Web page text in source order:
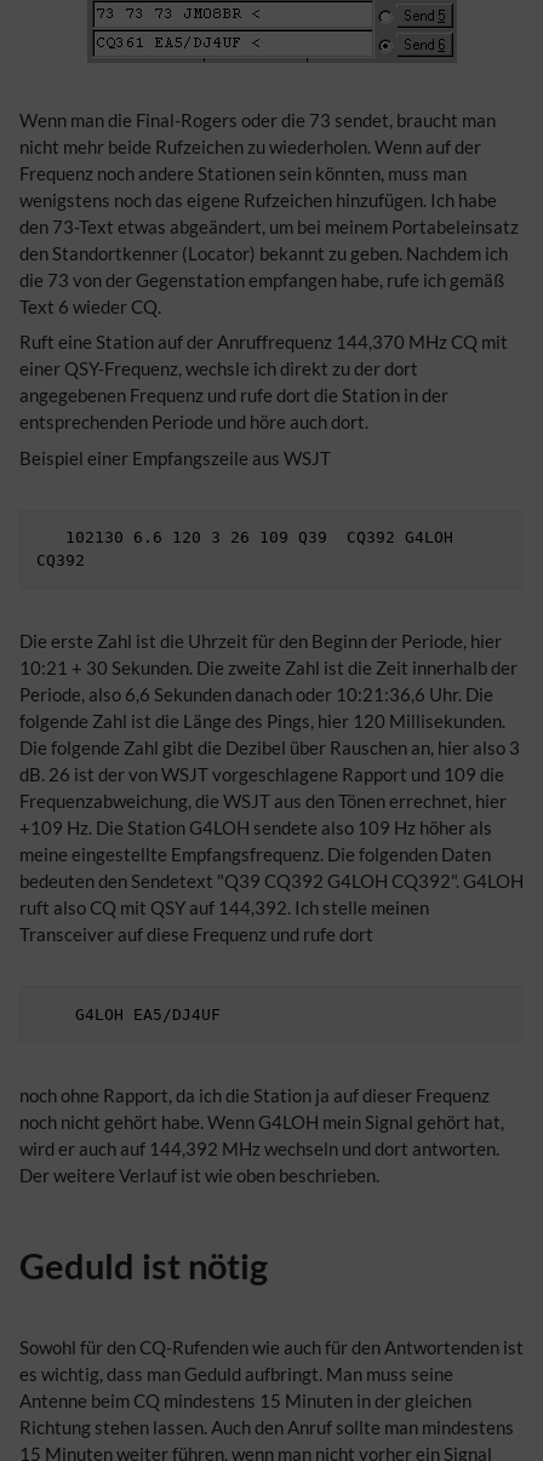
Wenn man die Final-Rogers oder die 73 sendet, braucht man
nicht mehr beide Rufzeichen zu wiederholen. Wenn auf der
Frequenz noch andere Stationen sein könnten, muss man
wenigstens noch das eigene Rufzeichen hinzufügen. Ich habe
den 73-Text etwas abgeändert, um bei meinem Portabeleinsatz
den Standortkenner (Locator) bekannt zu geben. Nachdem ich
die 73 von der Gegenstation empfangen habe, rufe ich gemäß
Text 6 wieder CQ.
Ruft eine Station auf der Anruffrequenz 144,370 MHz CQ mit
einer QSY-Frequenz, wechsle ich direkt zu der dort
angegebenen Frequenz und rufe dort die Station in der
entsprechenden Periode und höre auch dort.
Beispiel einer Empfangszeile aus WSJT
Die erste Zahl ist die Uhrzeit für den Beginn der Periode, hier
10:21 + 30 Sekunden. Die zweite Zahl ist die Zeit innerhalb der
Periode, also 6,6 Sekunden danach oder 10:21:36,6 Uhr. Die
folgende Zahl ist die Länge des Pings, hier 120 Millisekunden.
Die folgende Zahl gibt die Dezibel über Rauschen an, hier also 3
dB. 26 ist der von WSJT vorgeschlagene Rapport und 109 die
Frequenzabweichung, die WSJT aus den Tönen errechnet, hier
+109 Hz. Die Station G4LOH sendete also 109 Hz höher als
meine eingestellte Empfangsfrequenz. Die folgenden Daten
bedeuten den Sendetext "Q39 CQ392 G4LOH CQ392". G4LOH
ruft also CQ mit QSY auf 144,392. Ich stelle meinen
Transceiver auf diese Frequenz und rufe dort
noch ohne Rapport, da ich die Station ja auf dieser Frequenz
noch nicht gehört habe. Wenn G4LOH mein Signal gehört hat,
wird er auch auf 144,392 MHz wechseln und dort antworten.
Der weitere Verlauf ist wie oben beschrieben.
Geduld ist nötig
Sowohl für den CQ-Rufenden wie auch für den Antwortenden ist
es wichtig, dass man Geduld aufbringt. Man muss seine
Antenne beim CQ mindestens 15 Minuten in der gleichen
Richtung stehen lassen. Auch den Anruf sollte man mindestens
15 Minuten weiter führen, wenn man nicht vorher ein Signal